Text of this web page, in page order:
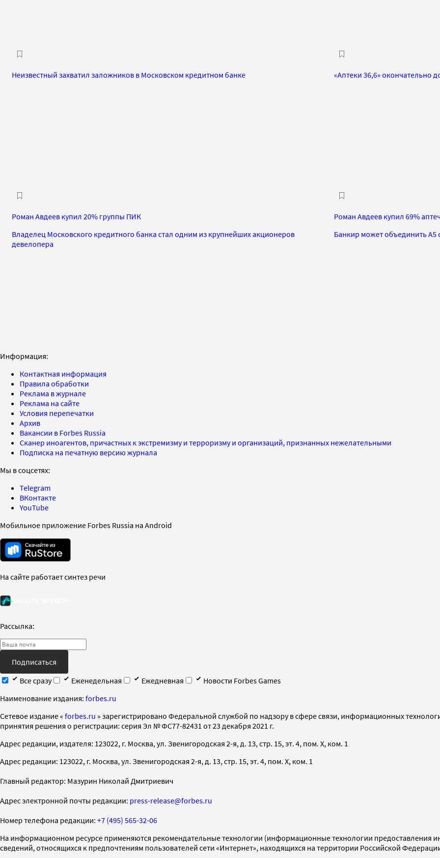
Неизвестный захватил заложников в Московском кредитном банке «Аптеки 36,6» окончательно
Роман Авдеев купил 20% группы ПИК
Владелец Московского кредитного банка стал одним из крупнейших акционеров
девелопера
Роман Авдеев купил 69%
Банкир может объединить А5
Информация:
Контактная информация
Правила обработки
Реклама в журнале
Реклама на сайте
Условия перепечатки
Архив
Вакансии в Forbes Russia
Сканер иноагентов, причастных к экстремизму и терроризму и организаций, признанных нежелательными
Подписка на печатную версию журнала
Мы в соцсетях:
Telegram
ВКонтакте
YouTube
Мобильное приложение Forbes Russia на Android
На сайте работает синтез речи
Рассылка:
Подписаться
Все сразу
Еженедельная Ежедневная
Новости Forbes Games
Наименование издания: forbes.ru
Cетевое издание « forbes.ru » зарегистрировано Федеральной службой по надзору в сфере связи, информационных
принятия решения о регистрации: серия Эл № ФС77-82431 от 23 декабря 2021 г.
Адрес редакции, издателя: 123022, г. Москва, ул. Звенигородская 2-я, д. 13, стр. 15, эт. 4, пом. X, ком. 1
Адрес редакции: 123022, г. Москва, ул. Звенигородская 2-я, д. 13, стр. 15, эт. 4, пом. X, ком. 1
Главный редактор: Мазурин Николай Дмитриевич
Адрес электронной почты редакции: press-release@forbes.ru
Номер телефона редакции: +7 (495) 565-32-06
На информационном ресурсе применяются рекомендательные технологии (информационные технологии предоставления
сведений, относящихся к предпочтениям пользователей сети «Интернет», находящихся на территории Российской